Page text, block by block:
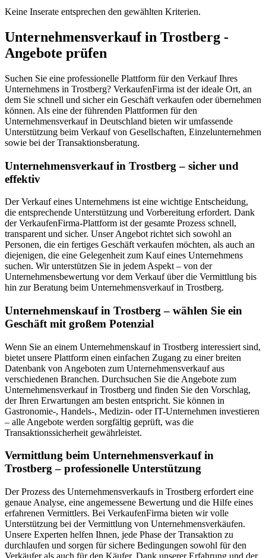
Keine Inserate entsprechen den gewählten Kriterien.
Unternehmensverkauf in Trostberg -
Angebote prüfen
Suchen Sie eine professionelle Plattform für den Verkauf Ihres
Unternehmens in Trostberg? VerkaufenFirma ist der ideale Ort, an
dem Sie schnell und sicher ein Geschäft verkaufen oder übernehmen
können. Als eine der führenden Plattformen für den
Unternehmensverkauf in Deutschland bieten wir umfassende
Unterstützung beim Verkauf von Gesellschaften, Einzelunternehmen
sowie bei der Transaktionsberatung.
Unternehmensverkauf in Trostberg – sicher und
effektiv
Der Verkauf eines Unternehmens ist eine wichtige Entscheidung,
die entsprechende Unterstützung und Vorbereitung erfordert. Dank
der VerkaufenFirma-Plattform ist der gesamte Prozess schnell,
transparent und sicher. Unser Angebot richtet sich sowohl an
Personen, die ein fertiges Geschäft verkaufen möchten, als auch an
diejenigen, die eine Gelegenheit zum Kauf eines Unternehmens
suchen. Wir unterstützen Sie in jedem Aspekt – von der
Unternehmensbewertung vor dem Verkauf über die Vermittlung bis
hin zur Beratung beim Unternehmensverkauf in Trostberg.
Unternehmenskauf in Trostberg – wählen Sie ein
Geschäft mit großem Potenzial
Wenn Sie an einem Unternehmenskauf in Trostberg interessiert sind,
bietet unsere Plattform einen einfachen Zugang zu einer breiten
Datenbank von Angeboten zum Unternehmensverkauf aus
verschiedenen Branchen. Durchsuchen Sie die Angebote zum
Unternehmensverkauf in Trostberg und finden Sie den Vorschlag,
der Ihren Erwartungen am besten entspricht. Sie können in
Gastronomie-, Handels-, Medizin- oder IT-Unternehmen investieren
– alle Angebote werden sorgfältig geprüft, was die
Transaktionssicherheit gewährleistet.
Vermittlung beim Unternehmensverkauf in
Trostberg – professionelle Unterstützung
Der Prozess des Unternehmensverkaufs in Trostberg erfordert eine
genaue Analyse, eine angemessene Bewertung und die Hilfe eines
erfahrenen Vermittlers. Bei VerkaufenFirma bieten wir volle
Unterstützung bei der Vermittlung von Unternehmensverkäufen.
Unsere Experten helfen Ihnen, jede Phase der Transaktion zu
durchlaufen und sorgen für sichere Bedingungen sowohl für den